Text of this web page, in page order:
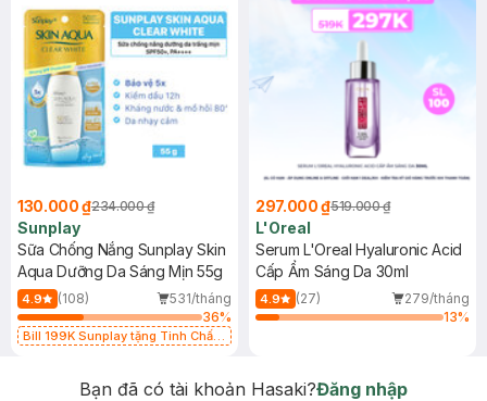
130.000 ₫234.000 ₫
Sunplay
Sữa Chống Nắng Sunplay Skin
Aqua Dưỡng Da Sáng Mịn 55g
4.9 (108)
531/tháng
36%
Bill 199K Sunplay tặng Tinh Chất
297.000 ₫519.000 ₫
L'Oreal
Serum L'Oreal Hyaluronic Acid
Cấp Ẩm Sáng Da 30ml
4.9 (27)
279/tháng
13%
Bạn đã có tài khoản Hasaki?Đăng nhập